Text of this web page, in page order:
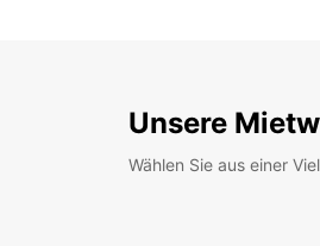
Unsere
Wählen Sie aus einer